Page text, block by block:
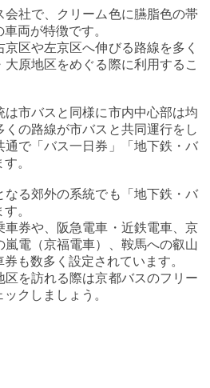
社で、クリーム色に臙脂色の帯
両が特徴です。
区や左京区へ伸びる路線を多く
原地区をめぐる際に利用するこ
市バスと同様に市内中心部は均
の路線が市バスと共同運行をし
通で「バス一日券」「地下鉄・バ
。
なる郊外の系統でも「地下鉄・バ
。
車券や、阪急電車・近鉄電車、京
電（京福電車）、鞍馬への叡山
も数多く設定されています。
区を訪れる際は京都バスのフリー
クしましょう。